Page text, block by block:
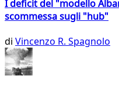
I deficit del "modello
scommessa sugli "hub"
di Vincenzo R. Spagnolo